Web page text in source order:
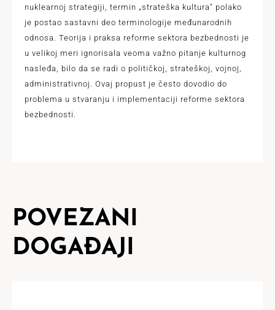
nuklearnoj strategiji, termin „strateška kultura" polako
je postao sastavni deo terminologije međunarodnih
odnosa. Teorija i praksa reforme sektora bezbednosti je
u velikoj meri ignorisala veoma važno pitanje kulturnog
nasleđa, bilo da se radi o političkoj, strateškoj, vojnoj,
administrativnoj. Ovaj propust je često dovodio do
problema u stvaranju i implementaciji reforme sektora
bezbednosti.
POVEZANI
DOGAĐAJI